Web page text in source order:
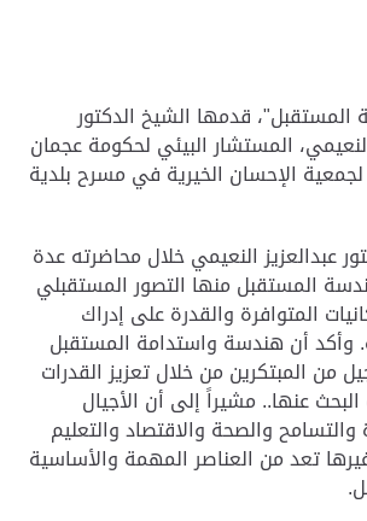
قدمها الشيخ الدكتور
المستشار البيئي لحكومة عجمان
الإحسان الخيرية في مسرح بلدية
عبدالعزيز النعيمي خلال محاضرته عدة
المستقبل منها التصور المستقبلي
المتوافرة والقدرة على إدراك
وأكد أن هندسة واستدامة المستقبل
من المبتكرين من خلال تعزيز القدرات
عنها.. مشيراً إلى أن الأجيال
والتسامح والصحة والاقتصاد والتعليم
تعد من العناصر المهمة والأساسية
.